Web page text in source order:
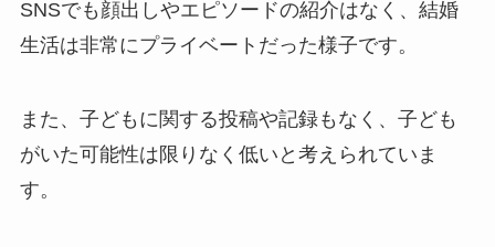
SNSでも顔出しやエピソードの紹介はなく、結婚
生活は非常にプライベートだった様子です。
また、子どもに関する投稿や記録もなく、子ども
がいた可能性は限りなく低いと考えられていま
す。